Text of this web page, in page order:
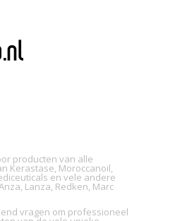
producten van alle
Kerastase, Moroccanoil,
en vele andere
Lanza, Redken, Marc
vragen om professioneel